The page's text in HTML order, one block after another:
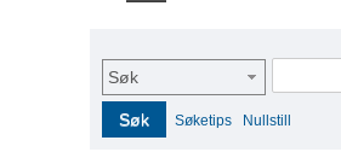
Søk
Søk Søketips Nullstill